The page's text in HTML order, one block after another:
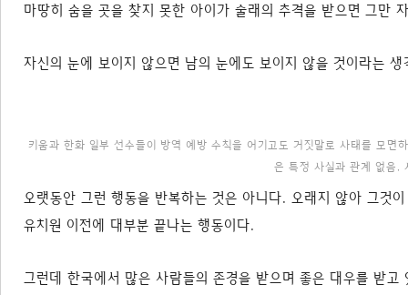
마땅히 숨을 곳을 찾지 못한 아이가 술래의 추격을 받으면 그만
자신의 눈에 보이지 않으면 남의 눈에도 보이지 않을 것이라는
키움과 한화 일부 선수들이 방역 예방 수칙을 어기고도 거짓말로 사태를 모
은 특정 사실과 관계 없음.
오랫동안 그런 행동을 반복하는 것은 아니다. 오래지 않아 그것
유치원 이전에 대부분 끝나는 행동이다.
그런데 한국에서 많은 사람들의 존경을 받으며 좋은 대우를 받